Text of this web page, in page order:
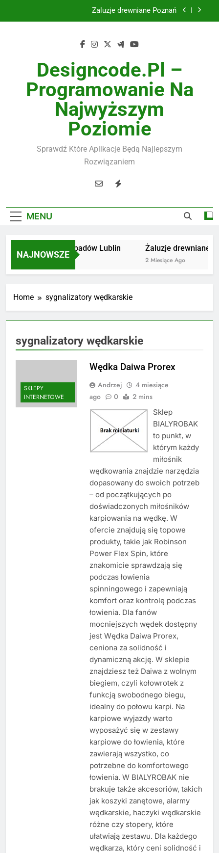
Żaluzje drewniane Poznań
Utylizacja odpadów Lublin
Żaluzje drewniane Poznań
Instalacje elektryczne Gdańsk
Designcode.pl –
Programowanie Na
Najwyższym
Poziomie
Sprawdź Które Aplikacje Będą Najlepszym
Rozwiązaniem
MENU
NAJNOWSZE
Utylizacja odpadów Lublin
2 Miesiące Ago
Żaluzje drewniane
2 Miesiące Ago
Home sygnalizatory wędkarskie
sygnalizatory wędkarskie
SKLEPY
INTERNETOWE
Wędka Daiwa Prorex
Andrzej
4 miesiące
ago
0 2 mins
Sklep
BIALYROBAK
to punkt, w
którym każdy
miłośnik
wędkowania znajdzie narzędzia
dopasowany do swoich potrzeb
– od początkujących po
doświadczonych miłośników
karpiowania na wędkę. W
ofercie znajdują się topowe
produkty, takie jak Robinson
Power Flex Spin, które
znakomicie sprawdzają się
podczas łowienia
spinningowego i zapewniają
komfort oraz kontrolę podczas
łowienia. Dla fanów
mocniejszych wędek dostępny
jest Wędka Daiwa Prorex,
ceniona za solidność i
dynamiczną akcję. W sklepie
znajdziesz też Daiwa z wolnym
biegiem, czyli kołowrotek z
funkcją swobodnego biegu,
idealny do połowu karpi. Na
karpiowe wyjazdy warto
wyposażyć się w zestawy
karpiowe do łowienia, które
zawierają wszystko, co
potrzebne do komfortowego
łowienia. W BIALYROBAK nie
brakuje także akcesoriów, takich
jak koszyki zanętowe, alarmy
wędkarskie, haczyki wędkarskie
różne czy stopery, które
ułatwiają zestawu. Dla każdego
wędkarza, który ceni solidność i